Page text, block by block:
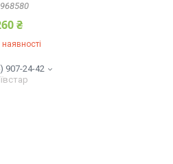
968580
₴
907-24-42